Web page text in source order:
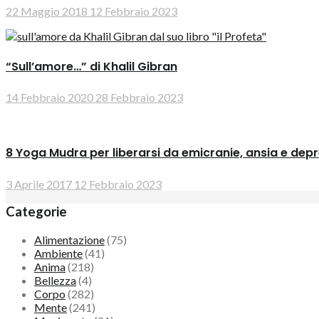
22 Maggio 2018 12 Febbraio 2023
“Sull’amore…” di Khalil Gibran
14 Febbraio 2020 28 Febbraio 2023
8 Yoga Mudra per liberarsi da emicranie, ansia e
3 Aprile 2017 12 Febbraio 2023
Categorie
Alimentazione(75)
Ambiente(41)
Anima(218)
Bellezza(4)
Corpo (282)
Mente(241)